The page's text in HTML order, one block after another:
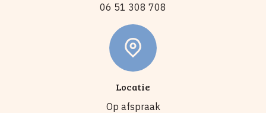
06 51 308 708
Locatie
Op afspraak